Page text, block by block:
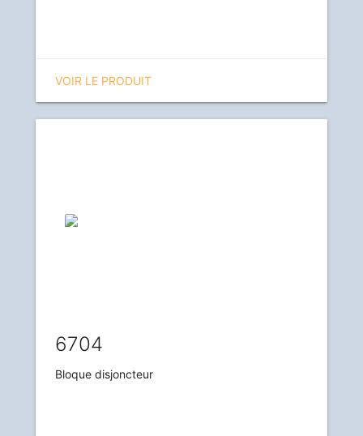
VOIR LE PRODUIT
6704
Bloque disjoncteur